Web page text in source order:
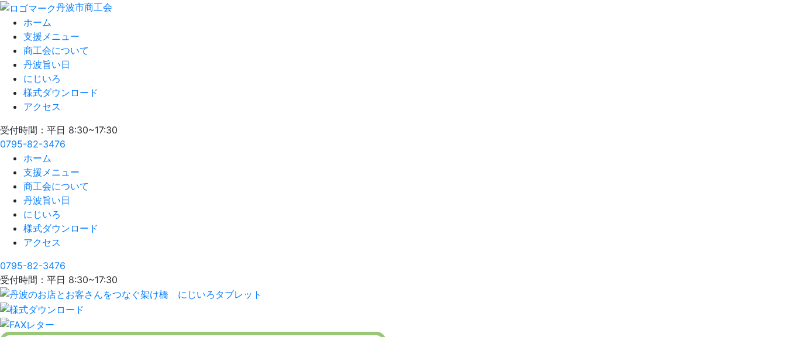
丹波市商工会
ホーム
支援メニュー
商工会について
丹波旨い日
にじいろ
様式ダウンロード
アクセス
受付時間：平日 8:30~17:30
0795-82-3476
ホーム
支援メニュー
商工会について
丹波旨い日
にじいろ
様式ダウンロード
アクセス
0795-82-3476
受付時間：平日 8:30~17:30